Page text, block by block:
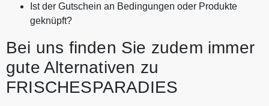
Ist der Gutschein an Bedingungen oder Produkte
geknüpft?
Bei uns finden Sie zudem immer
gute Alternativen zu
FRISCHESPARADIES